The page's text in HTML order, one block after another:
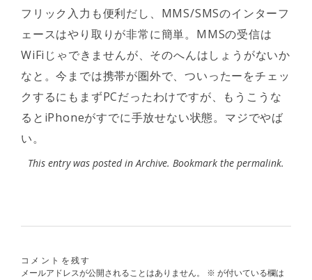
フリック入力も便利だし、MMS/SMSのインターフ
ェースはやり取りが非常に簡単。MMSの受信は
WiFiじゃできませんが、そのへんはしょうがないか
なと。今までは携帯が圏外で、ついったーをチェッ
クするにもまずPCだったわけですが、もうこうな
るとiPhoneがすでに手放せない状態。マジでやば
い。
This entry was posted inArchive. Bookmark the permalink.
コメントを残す
メールアドレスが公開されることはありません。
※ が付いている欄は